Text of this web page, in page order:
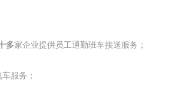
多家企业提供员工通勤班车接送服务；
服务；